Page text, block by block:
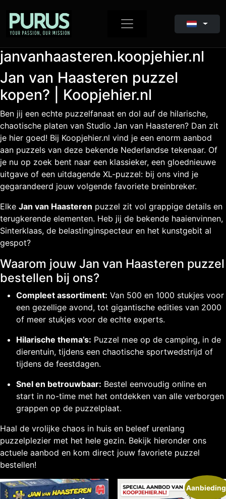
janvanhaasteren.koopjehier.nl
Jan van Haasteren puzzel
kopen? | Koopjehier.nl
Ben jij een echte puzzelfanaat en dol auf de hilarische,
chaotische platen van Studio Jan van Haasteren? Dan zit
je hier goed! Bij Koopjehier.nl vind je een enorm aanbod
aan puzzels van deze bekende Nederlandse tekenaar. Of
je nu op zoek bent naar een klassieker, een gloednieuwe
uitgave of een uitdagende XL-puzzel: bij ons vind je
gegarandeerd jouw volgende favoriete breinbreker.
Elke Jan van Haasteren puzzel zit vol grappige details en
terugkerende elementen. Heb jij de bekende haaienvinnen,
Sinterklaas, de belastinginspecteur en het kunstgebit al
gespot?
Waarom jouw Jan van Haasteren puzzel
bestellen bij ons?
Compleet assortiment: Van 500 en 1000 stukjes voor
een gezellige avond, tot gigantische edities van 2000
of meer stukjes voor de echte experts.
Hilarische thema’s: Puzzel mee op de camping, in de
dierentuin, tijdens een chaotische sportwedstrijd of
tijdens de feestdagen.
Snel en betrouwbaar: Bestel eenvoudig online en
start in no-time met het ontdekken van alle verborgen
grappen op de puzzelplaat.
Haal de vrolijke chaos in huis en beleef urenlang
puzzelplezier met het hele gezin. Bekijk hieronder ons
actuele aanbod en kom direct jouw favoriete puzzel
bestellen!